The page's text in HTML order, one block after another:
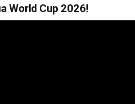
World Cup 2026!